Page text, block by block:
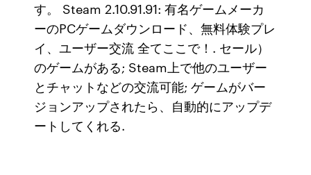
す。 Steam 2.10.91.91: 有名ゲームメーカ
ーのPCゲームダウンロード、無料体験プレ
イ、ユーザー交流 全てここで！. セール）
のゲームがある; Steam上で他のユーザー
とチャットなどの交流可能; ゲームがバー
ジョンアップされたら、自動的にアップデ
ートしてくれる.